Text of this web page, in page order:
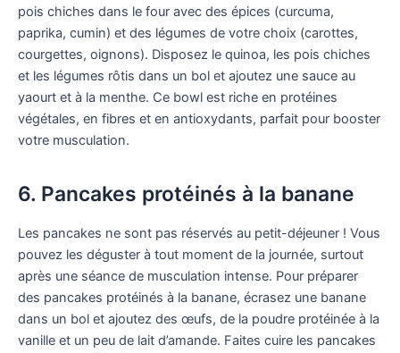
pois chiches dans le four avec des épices (curcuma,
paprika, cumin) et des légumes de votre choix (carottes,
courgettes, oignons). Disposez le quinoa, les pois chiches
et les légumes rôtis dans un bol et ajoutez une sauce au
yaourt et à la menthe. Ce bowl est riche en protéines
végétales, en fibres et en antioxydants, parfait pour booster
votre musculation.
6. Pancakes protéinés à la banane
Les pancakes ne sont pas réservés au petit-déjeuner ! Vous
pouvez les déguster à tout moment de la journée, surtout
après une séance de musculation intense. Pour préparer
des pancakes protéinés à la banane, écrasez une banane
dans un bol et ajoutez des œufs, de la poudre protéinée à la
vanille et un peu de lait d’amande. Faites cuire les pancakes